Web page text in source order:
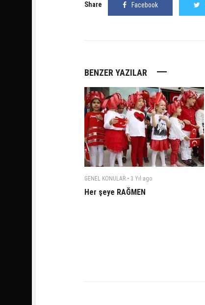
Share Facebook
BENZER YAZILAR
GENEL KONULAR - 3 Yıl ago
Her şeye RAĞMEN